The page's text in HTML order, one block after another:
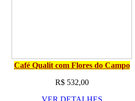
Café Qualit com Flores do Campo
R$ 532,00